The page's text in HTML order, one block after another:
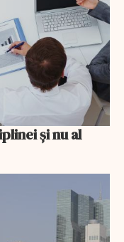
și nu al